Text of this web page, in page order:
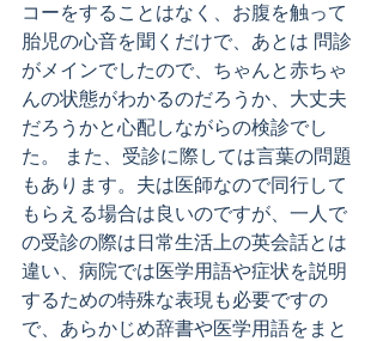
コーをすることはなく、お腹を触って
胎児の心音を聞くだけで、あとは 問診
がメインでしたので、ちゃんと赤ちゃ
んの状態がわかるのだろうか、大丈夫
だろうかと心配しながらの検診でし
た。 また、受診に際しては言葉の問題
もあります。夫は医師なので同行して
もらえる場合は良いのですが、一人で
の受診の際は日常生活上の英会話とは
違い、病院では医学用語や症状を説明
するための特殊な表現も必要ですの
で、あらかじめ辞書や医学用語をまと